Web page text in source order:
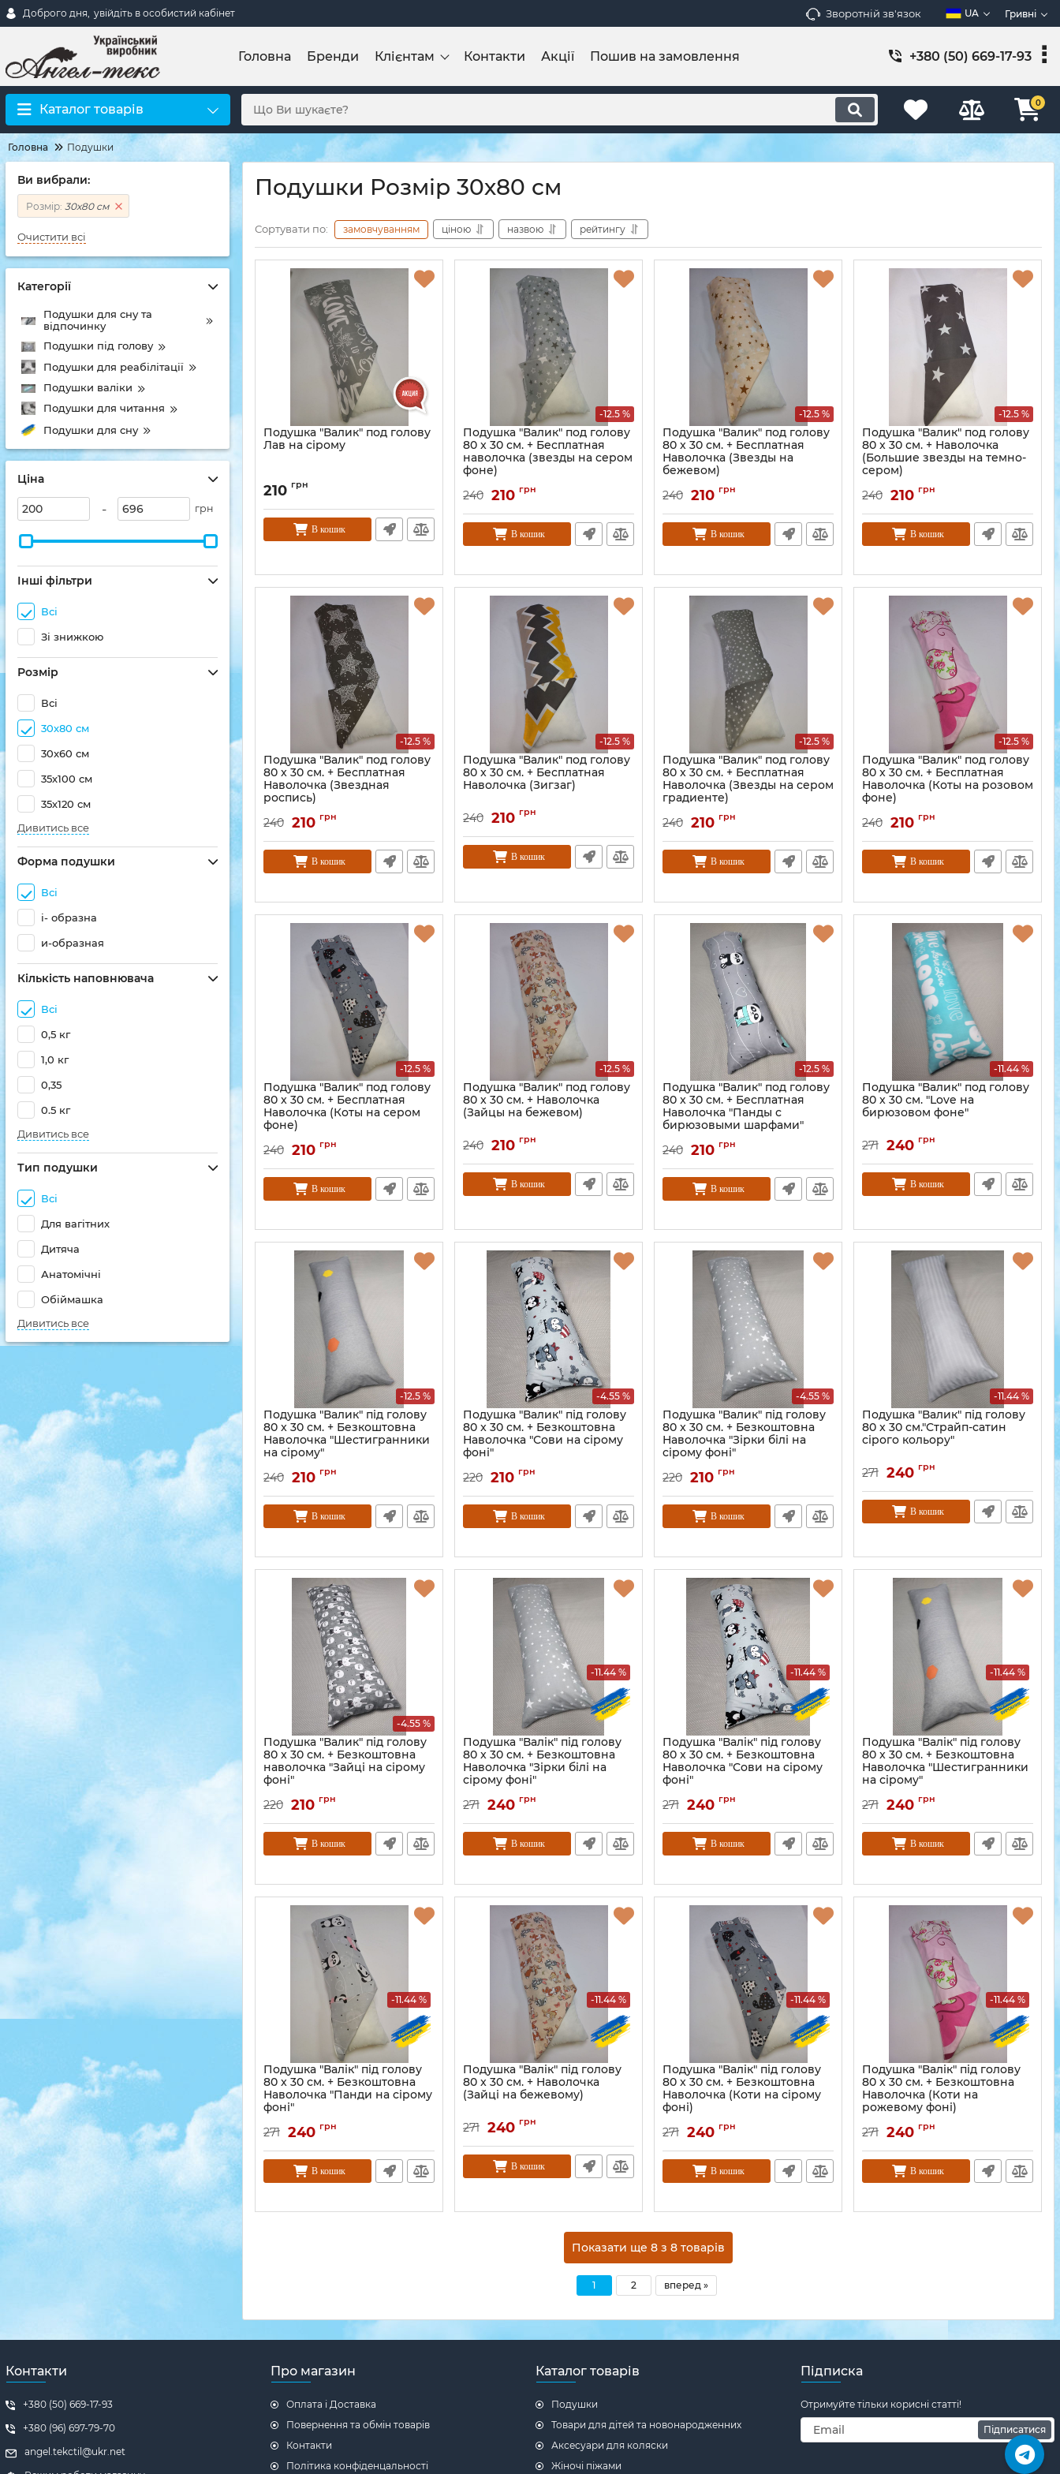
Доброго дня, увійдіть в особистий кабінет Зворотній зв'язок UA Гривні
Головна Бренди Клієнтам Контакти Акції Пошив на замовлення +380 (50) 669-17-93
Каталог товарів 0
Головна Подушки
Ви вибрали:
Розмір: 30х80 см
Очистити всі
Категорії
Подушки для сну та
відпочинку
Подушки під голову
Подушки для реабілітації
Подушки валіки
Подушки для читання
Подушки для сну
Ціна
- грн
Інші фільтри
Всі
Зі знижкою
Розмір
Всі
30х80 см
30x60 см
35х100 см
35х120 см
Дивитись все
Форма подушки
Всі
і- образна
и-образная
Кількість наповнювача
Всі
0,5 кг
1,0 кг
0,35
0.5 кг
Дивитись все
Тип подушки
Всі
Для вагітних
Дитяча
Анатомічні
Обіймашка
Дивитись все
Подушки Розмір 30х80 см
Сортувати по: замовчуванням ціною назвою рейтингу
Подушка "Валик" под голову
Лав на сірому
210 грн
В кошик
-12.5 %
Подушка "Валик" под голову
80 x 30 см. + Бесплатная
наволочка (звезды на сером
фоне)
240 210 грн
В кошик
-12.5 %
Подушка "Валик" под голову
80 x 30 см. + Бесплатная
Наволочка (Звезды на
бежевом)
240 210 грн
В кошик
-12.5 %
Подушка "Валик" под голову
80 x 30 см. + Наволочка
(Большие звезды на темно-
сером)
240 210 грн
В кошик
-12.5 %
Подушка "Валик" под голову
80 x 30 см. + Бесплатная
Наволочка (Звездная
роспись)
240 210 грн
В кошик
-12.5 %
Подушка "Валик" под голову
80 x 30 см. + Бесплатная
Наволочка (Зигзаг)
240 210 грн
В кошик
-12.5 %
Подушка "Валик" под голову
80 x 30 см. + Бесплатная
Наволочка (Звезды на сером
градиенте)
240 210 грн
В кошик
-12.5 %
Подушка "Валик" под голову
80 x 30 см. + Бесплатная
Наволочка (Коты на розовом
фоне)
240 210 грн
В кошик
-12.5 %
Подушка "Валик" под голову
80 x 30 см. + Бесплатная
Наволочка (Коты на сером
фоне)
240 210 грн
В кошик
-12.5 %
Подушка "Валик" под голову
80 x 30 см. + Наволочка
(Зайцы на бежевом)
240 210 грн
В кошик
-12.5 %
Подушка "Валик" под голову
80 x 30 см. + Бесплатная
Наволочка "Панды с
бирюзовыми шарфами"
240 210 грн
В кошик
-11.44 %
Подушка "Валик" под голову
80 x 30 см. "Love на
бирюзовом фоне"
271 240 грн
В кошик
-12.5 %
Подушка "Валик" під голову
80 x 30 см. + Безкоштовна
Наволочка "Шестигранники
на сірому"
240 210 грн
В кошик
-4.55 %
Подушка "Валик" під голову
80 x 30 см. + Безкоштовна
Наволочка "Сови на сірому
фоні"
220 210 грн
В кошик
-4.55 %
Подушка "Валик" під голову
80 x 30 см. + Безкоштовна
Наволочка "Зірки білі на
сірому фоні"
220 210 грн
В кошик
-11.44 %
Подушка "Валик" під голову
80 x 30 см."Страйп-сатин
сірого кольору"
271 240 грн
В кошик
-4.55 %
Подушка "Валик" під голову
80 x 30 см. + Безкоштовна
наволочка "Зайці на сірому
фоні"
220 210 грн
В кошик
-11.44 %
Подушка "Валік" під голову
80 x 30 см. + Безкоштовна
Наволочка "Зірки білі на
сірому фоні"
271 240 грн
В кошик
-11.44 %
Подушка "Валік" під голову
80 x 30 см. + Безкоштовна
Наволочка "Сови на сірому
фоні"
271 240 грн
В кошик
-11.44 %
Подушка "Валік" під голову
80 x 30 см. + Безкоштовна
Наволочка "Шестигранники
на сірому"
271 240 грн
В кошик
-11.44 %
Подушка "Валік" під голову
80 x 30 см. + Безкоштовна
Наволочка "Панди на сірому
фоні"
271 240 грн
В кошик
-11.44 %
Подушка "Валік" під голову
80 x 30 см. + Наволочка
(Зайці на бежевому)
271 240 грн
В кошик
-11.44 %
Подушка "Валік" під голову
80 x 30 см. + Безкоштовна
Наволочка (Коти на сірому
фоні)
271 240 грн
В кошик
-11.44 %
Подушка "Валік" під голову
80 x 30 см. + Безкоштовна
Наволочка (Коти на
рожевому фоні)
271 240 грн
В кошик
Показати ще 8 з 8 товарів
1 2 вперед »
Контакти
+380 (50) 669-17-93
+380 (96) 697-79-70
angel.tekctil@ukr.net
Про магазин
Оплата і Доставка
Повернення та обмін товарів
Контакти
Політика конфіденцальності
Каталог товарів
Подушки
Товари для дітей та новонародженних
Аксесуари для коляски
Жіночі піжами
Підписка
Отримуйте тільки корисні статті!
Підписатися